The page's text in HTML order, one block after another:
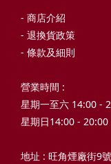
- 商店介紹
- 退換貨政策
- 條款及細則
營業時間 :
星期一至六 14:00 -
星期日14:00 - 20:00
地址 : 旺角煙廠街9